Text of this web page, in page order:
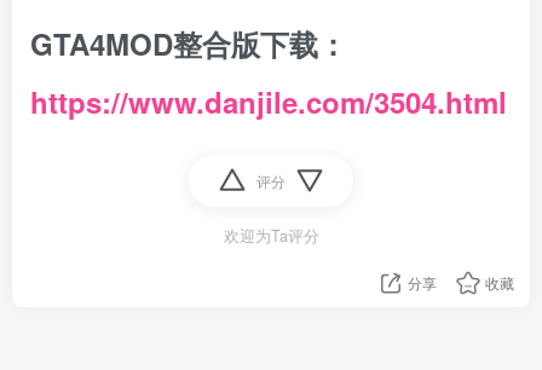
GTA4MOD整合版下载：
https://www.danjile.com/3504.html
评分
欢迎为Ta评分
分享 收藏